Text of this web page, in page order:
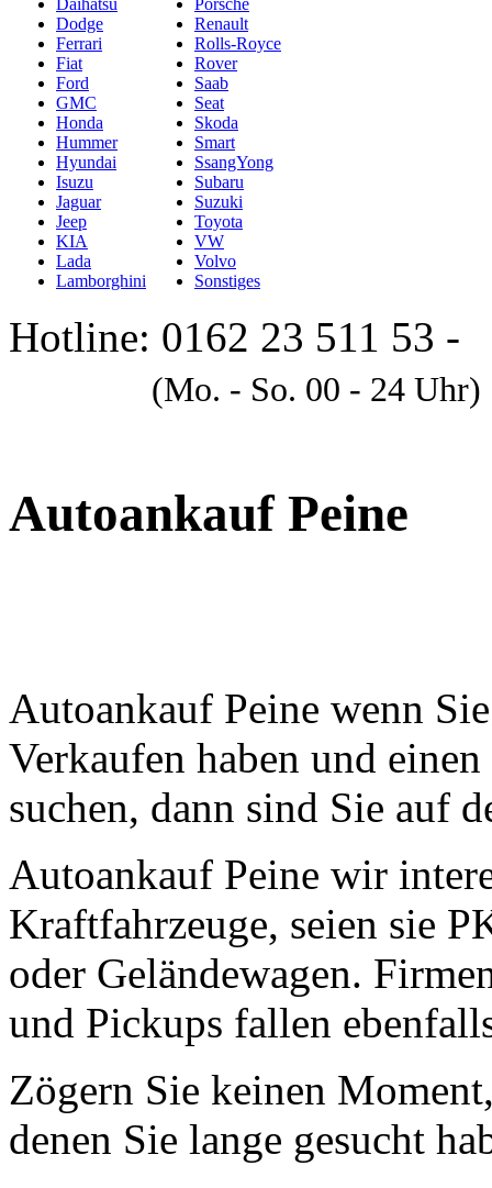
Dodge
Ferrari
Fiat
Ford
GMC
Honda
Hummer
Hyundai
Isuzu
Jaguar
Jeep
KIA
Lada
Lamborghini
Renault
Rolls-Royce
Rover
Saab
Seat
Skoda
Smart
SsangYong
Subaru
Suzuki
Toyota
VW
Volvo
Sonstiges
Hotline: 0162 23 511 53 -
(Mo. - So. 00 - 24 Uhr)
Autoankauf Peine
Autoankauf Peine wenn
Verkaufen haben und
suchen, dann sind Sie auf
Autoankauf Peine wir
Kraftfahrzeuge, seien sie
oder Geländewagen.
und Pickups fallen
Zögern Sie keinen
denen Sie lange gesucht